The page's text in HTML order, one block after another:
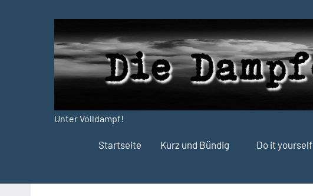
Unter Volldampf!
Startseite Kurz und Bündig Do it yourself